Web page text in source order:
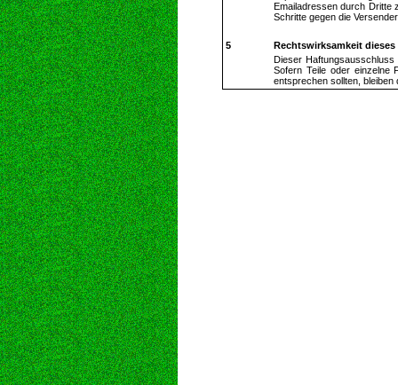
Emailadressen durch Dritte
Schritte gegen die
5
Rechtswirksamkeit
Dieser
Sofern Teile oder einzelne
entsprechen sollten, bleiben